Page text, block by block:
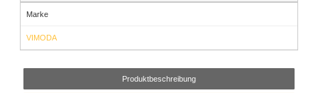
Marke
VIMODA
Produktbeschreibung